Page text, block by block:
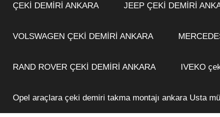
ÇEKİ DEMİRİ ANKARA JEEP ÇEKİ DEMİRİ
VOLSWAGEN ÇEKİ DEMİRİ ANKARA
RAND ROVER ÇEKİ DEMİRİ ANKARA IVEKO
Opel araçlara çeki demiri takma montajı ankara Usta